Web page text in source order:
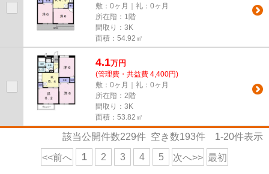
敷：0ヶ月｜礼：0ヶ月
所在階：1階
間取り：3K
面積：54.92㎡
4.1万円
(管理費・共益費 4,400円)
敷：0ヶ月｜礼：0ヶ月
所在階：2階
間取り：3K
面積：53.82㎡
該当公開件数229件 空き数193件 1-20件表示
<<前へ 1 2 3 4 5 次へ>> 最初